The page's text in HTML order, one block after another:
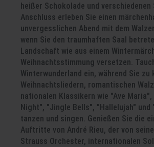
heißer Schokolade und verschiedenen
Anschluss erleben Sie einen
unvergesslichen Abend mit dem
wenn Sie den traumhaften Saal
Landschaft wie aus einem
Weihnachtsstimmung versetzen.
Winterwunderland ein, während Sie zu
Weihnachtsliedern, romantischen
nationalen Klassikern wie "Ave Maria",
Night", "Jingle Bells", "Hallelujah" und
tanzen und singen. Genießen Sie die
Auftritte von André Rieu, der von
Strauss Orchester, internationalen